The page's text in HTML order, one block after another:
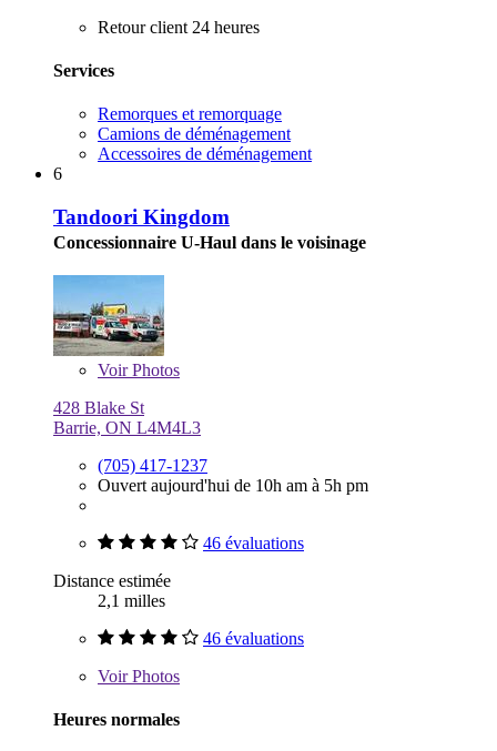
Retour client 24 heures
Services
Remorques et remorquage
Camions de déménagement
Accessoires de déménagement
6
Tandoori Kingdom
Concessionnaire U-Haul dans le voisinage
VoirPhotos
428 Blake St
Barrie, ON L4M4L3
(705) 417-1237
Ouvert aujourd'hui de 10h am à 5h pm
46 évaluations
Distance estimée
2,1 milles
46 évaluations
VoirPhotos
Heures normales